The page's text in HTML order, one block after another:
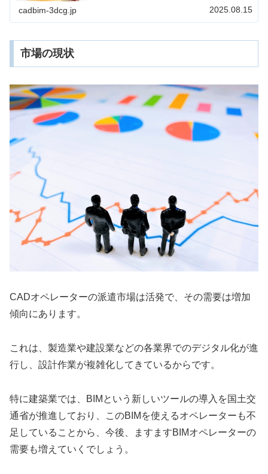
cadbim-3dcg.jp 2025.08.15
市場の現状
CADオペレーターの派遣市場は活発で、その需要は増加
傾向にあります。
これは、製造業や建設業などの各業界でのデジタル化が進
行し、設計作業が複雑化してきているからです。
特に建築業では、BIMという新しいツールの導入を国土交
通省が推進しており、このBIMを使えるオペレーターも不
足していることから、今後、ますますBIMオペレーターの
需要も増えていくでしょう。